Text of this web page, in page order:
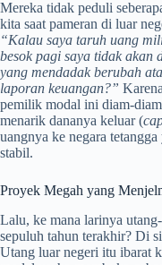
Mereka tidak peduli
kita saat pameran di luar
“Kalau saya taruh uang
besok pagi saya tidak akan
yang mendadak berubah
laporan keuangan?”
pemilik modal ini diam-
menarik dananya keluar (
uangnya ke negara
stabil.
Proyek Megah yang
Lalu, ke mana larinya
sepuluh tahun terakhir? Di
Utang luar negeri itu ibarat